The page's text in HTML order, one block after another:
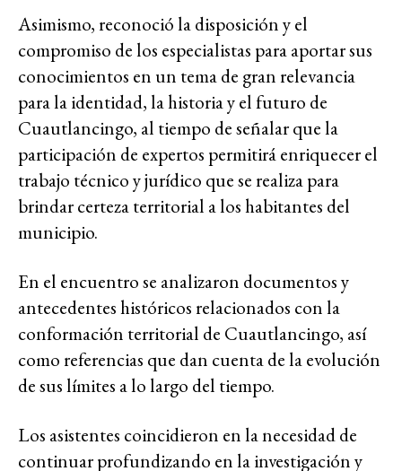
Asimismo, reconoció la disposición y el
compromiso de los especialistas para aportar sus
conocimientos en un tema de gran relevancia
para la identidad, la historia y el futuro de
Cuautlancingo, al tiempo de señalar que la
participación de expertos permitirá enriquecer el
trabajo técnico y jurídico que se realiza para
brindar certeza territorial a los habitantes del
municipio.
En el encuentro se analizaron documentos y
antecedentes históricos relacionados con la
conformación territorial de Cuautlancingo, así
como referencias que dan cuenta de la evolución
de sus límites a lo largo del tiempo.
Los asistentes coincidieron en la necesidad de
continuar profundizando en la investigación y